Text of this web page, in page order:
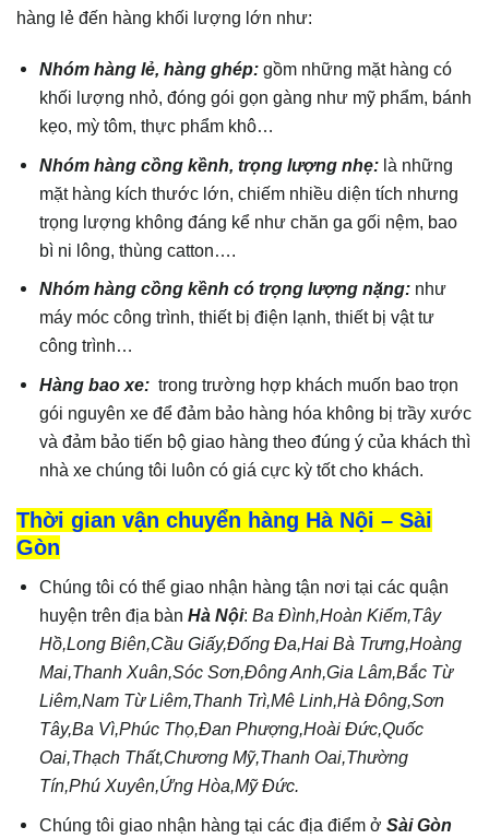
hàng lẻ đến hàng khối lượng lớn như:
Nhóm hàng lẻ, hàng ghép:gồm những mặt hàng có
khối lượng nhỏ, đóng gói gọn gàng như mỹ phẩm, bánh
kẹo, mỳ tôm, thực phẩm khô…
Nhóm hàng cồng kềnh, trọng lượng nhẹ: là những
mặt hàng kích thước lớn, chiếm nhiều diện tích nhưng
trọng lượng không đáng kể như chăn ga gối nệm, bao
bì ni lông, thùng catton….
Nhóm hàng cồng kềnh có trọng lượng nặng: như
máy móc công trình, thiết bị điện lạnh, thiết bị vật tư
công trình…
Hàng bao xe: trong trường hợp khách muốn bao trọn
gói nguyên xe để đảm bảo hàng hóa không bị trầy xước
và đảm bảo tiến bộ giao hàng theo đúng ý của khách thì
nhà xe chúng tôi luôn có giá cực kỳ tốt cho khách.
Thời gian vận chuyển hàng Hà Nội – Sài
Gòn
Chúng tôi có thể giao nhận hàng tận nơi tại các quận
huyện trên địa bànHà Nội:Ba Đình,Hoàn Kiếm,Tây
Hồ,Long Biên,Cầu Giấy,Đống Đa,Hai Bà Trưng,Hoàng
Mai,Thanh Xuân,Sóc Sơn,Đông Anh,Gia Lâm,Bắc Từ
Liêm,Nam Từ Liêm,Thanh Trì,Mê Linh,Hà Đông,Sơn
Tây,Ba Vì,Phúc Thọ,Đan Phượng,Hoài Đức,Quốc
Oai,Thạch Thất,Chương Mỹ,Thanh Oai,Thường
Tín,Phú Xuyên,Ứng Hòa,Mỹ Đức.
Chúng tôi giao nhận hàng tại các địa điểm ởSài Gòn